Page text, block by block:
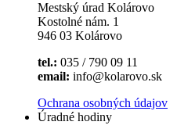
Mestský úrad Kolárovo
Kostolné nám. 1
946 03 Kolárovo
tel.: 035 / 790 09 11
email: info@kolarovo.sk
Ochrana osobných údajov
Úradné hodiny